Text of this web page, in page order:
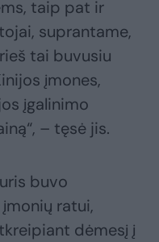
taip pat ir
suprantame,
tai buvusiu
įmones,
įgalinimo
– tęsė jis.
buvo
ratui,
dėmesį į